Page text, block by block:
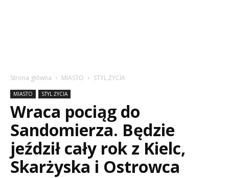
Strona główna MIASTO STYL ŻYCIA
MIASTO STYL ŻYCIA
Wraca pociąg do
Sandomierza. Będzie
jeździł cały rok z Kielc,
Skarżyska i Ostrowca